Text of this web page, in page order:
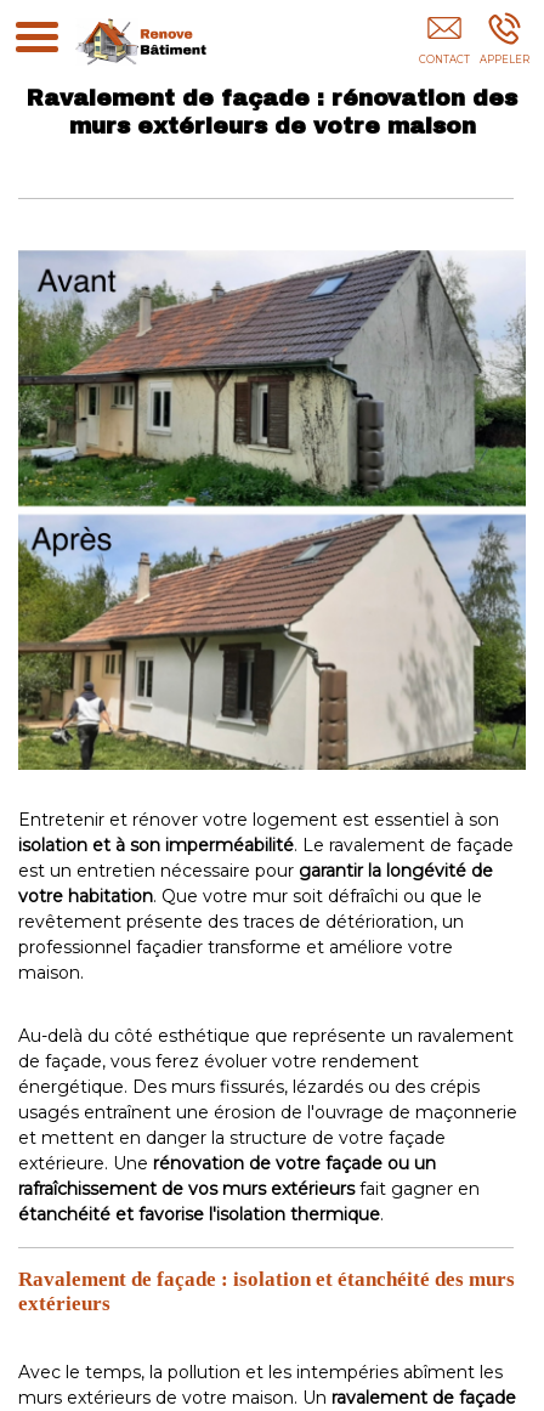
Ravalement Façade Peinture Murs Extérieurs
Étanchéité Toiture Val De Marne 94
Ravalement de façade : rénovation des
murs extérieurs de votre maison
Entretenir et rénover votre logement est essentiel à son
isolation et à son imperméabilité. Le ravalement de façade
est un entretien nécessaire pour garantir la longévité de
votre habitation. Que votre mur soit défraîchi ou que le
revêtement présente des traces de détérioration, un
professionnel façadier transforme et améliore votre
maison.
Au-delà du côté esthétique que représente un ravalement
de façade, vous ferez évoluer votre rendement
énergétique. Des murs fissurés, lézardés ou des crépis
usagés entraînent une érosion de l'ouvrage de maçonnerie
et mettent en danger la structure de votre façade
extérieure. Une rénovation de votre façade ou un
rafraîchissement de vos murs extérieursfait gagner en
étanchéité et favorise l'isolation thermique.
Ravalement de façade : isolation et étanchéité des murs
extérieurs
Avec le temps, la pollution et les intempéries abîment les
murs extérieurs de votre maison. Un ravalement de façade